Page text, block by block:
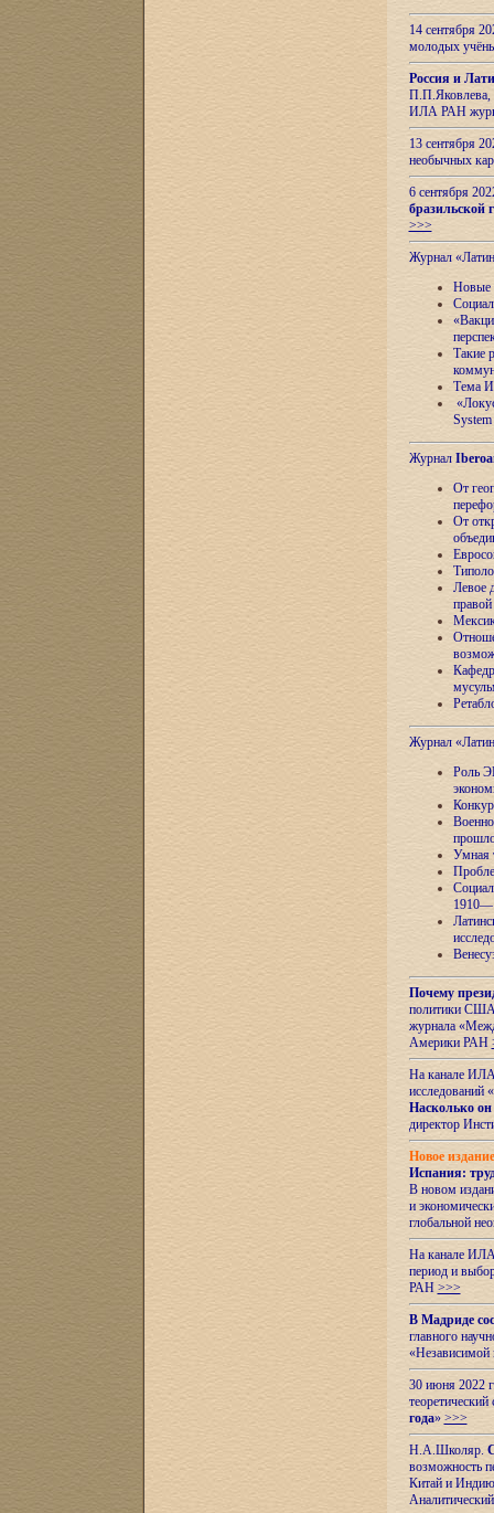
14 сентября
молодых
Россия и
П.П.Яковлева,
ИЛА РАН
13 сентября
необычных
6 сентября
бразильской
>>>
Журнал
Новые
Такие
Тема
Журнал
От
От
Левое
Журнал
Роль
Умная
Почему
политики США
журнала
Америки РАН
На канале ИЛА
исследований «
Насколько он
директор
Новое
Испания:
В новом
и
глобальной
На канале
период и
РАН >>>
В Мадриде
главного
«Независимой
30 июня 2022
года» >>>
Н.А.Школяр.
возможность
Китай и